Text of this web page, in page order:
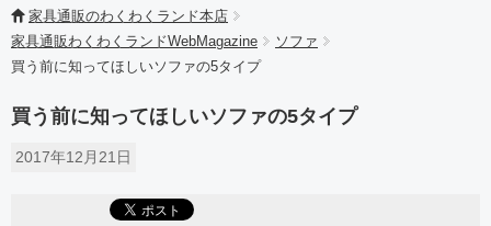
家具通販のわくわくランド本店
家具通販わくわくランドWebMagazine
ソファ
買う前に知ってほしいソファの5タイプ
買う前に知ってほしいソファの5タイプ
2017年12月21日